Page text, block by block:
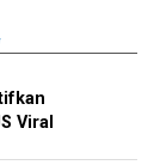
Viral